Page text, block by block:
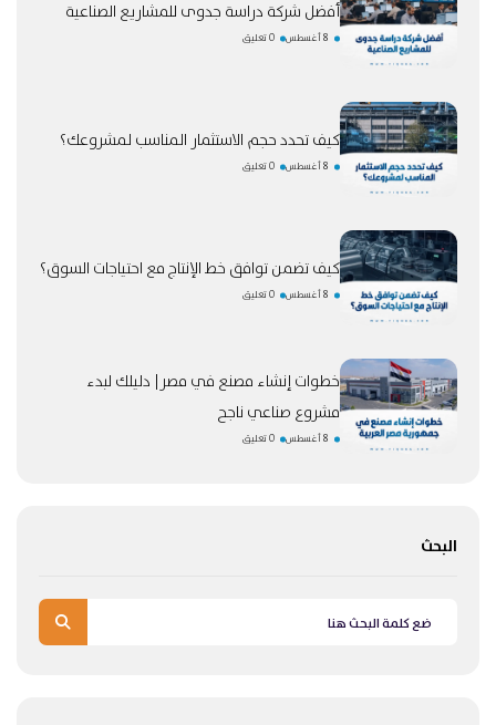
أفضل شركة دراسة جدوى للمشاريع الصناعية
8 أغسطس 0 تعليق
كيف تحدد حجم الاستثمار المناسب لمشروعك؟
8 أغسطس 0 تعليق
كيف تضمن توافق خط الإنتاج مع احتياجات السوق؟
8 أغسطس 0 تعليق
خطوات إنشاء مصنع في مصر| دليلك لبدء
مشروع صناعي ناجح
8 أغسطس 0 تعليق
البحث